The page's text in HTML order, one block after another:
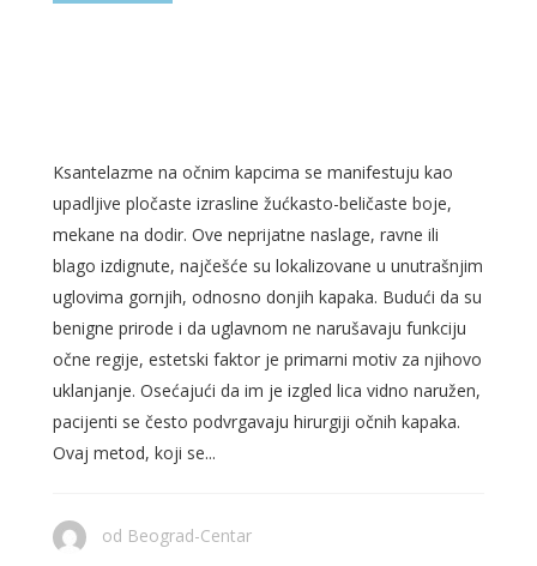
Ksantelazme na očnim kapcima se manifestuju kao
upadljive pločaste izrasline žućkasto-beličaste boje,
mekane na dodir. Ove neprijatne naslage, ravne ili
blago izdignute, najčešće su lokalizovane u unutrašnjim
uglovima gornjih, odnosno donjih kapaka. Budući da su
benigne prirode i da uglavnom ne narušavaju funkciju
očne regije, estetski faktor je primarni motiv za njihovo
uklanjanje. Osećajući da im je izgled lica vidno naružen,
pacijenti se često podvrgavaju hirurgiji očnih kapaka.
Ovaj metod, koji se...
od Beograd-Centar